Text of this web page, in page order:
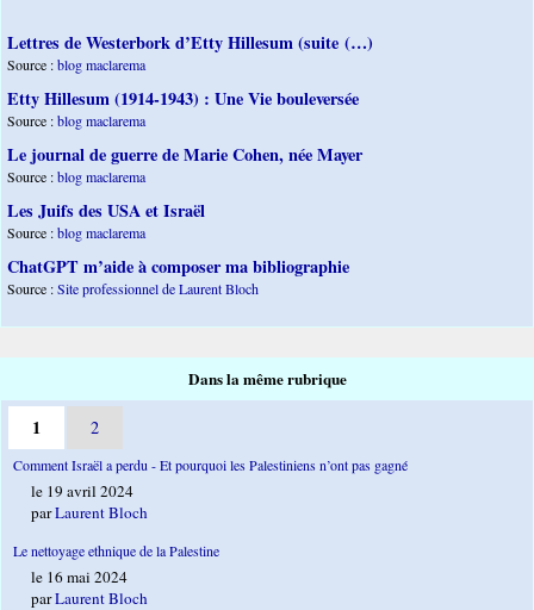
Lettres de Westerbork d’Etty Hillesum (suite (…)
Source :blog maclarema
Etty Hillesum (1914-1943) : Une Vie bouleversée
Source :blog maclarema
Le journal de guerre de Marie Cohen, née Mayer
Source :blog maclarema
Les Juifs des USA et Israël
Source :blog maclarema
ChatGPT m’aide à composer ma bibliographie
Source :Site professionnel de Laurent Bloch
Dans la même rubrique
1 2
Comment Israël a perdu - Et pourquoi les Palestiniens n’ont pas gagné
le 19 avril 2024
parLaurent Bloch
Le nettoyage ethnique de la Palestine
le 16 mai 2024
parLaurent Bloch